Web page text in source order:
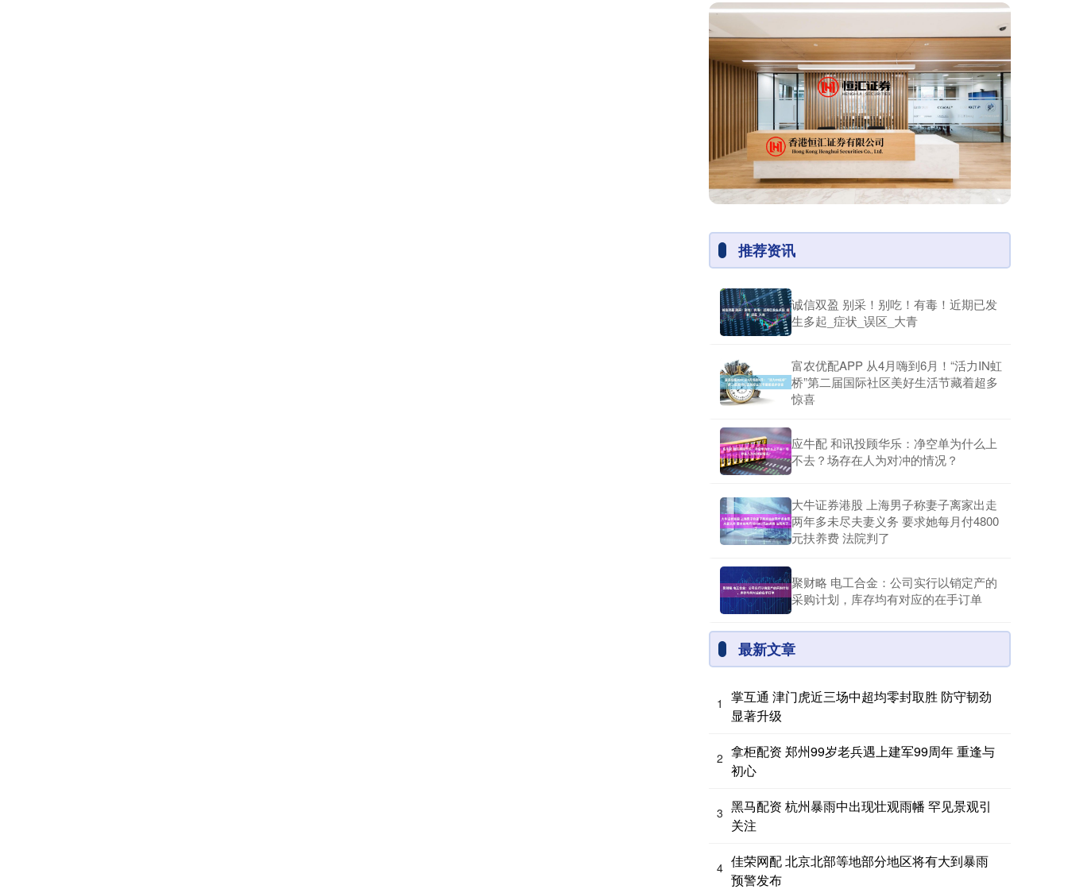
推荐资讯
诚信双盈 别采！别吃！有毒！近期已发
生多起_症状_误区_大青
富农优配APP 从4月嗨到6月！“活力IN虹
桥”第二届国际社区美好生活节藏着超多
惊喜
应牛配 和讯投顾华乐：净空单为什么上
不去？场存在人为对冲的情况？
大牛证券港股 上海男子称妻子离家出走
两年多未尽夫妻义务 要求她每月付4800
元扶养费 法院判了
聚财略 电工合金：公司实行以销定产的
采购计划，库存均有对应的在手订单
最新文章
1
掌互通 津门虎近三场中超均零封取胜 防守韧劲
显著升级
2 拿柜配资 郑州99岁老兵遇上建军99周年 重逢与
初心
3 黑马配资 杭州暴雨中出现壮观雨幡 罕见景观引
关注
4 佳荣网配 北京北部等地部分地区将有大到暴雨
预警发布